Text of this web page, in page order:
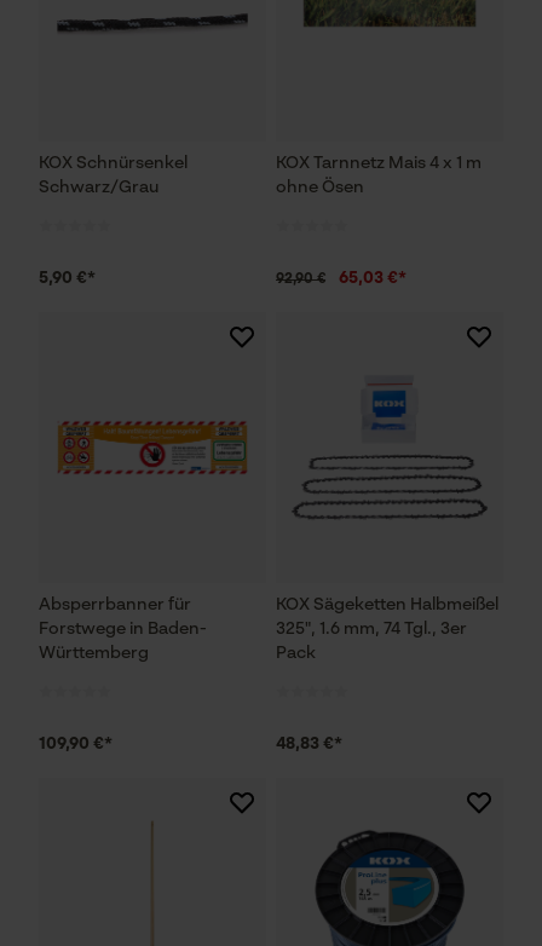
KOX Schnürsenkel
Schwarz/Grau
5,90 €*
KOX Tarnnetz Mais 4 x 1 m
ohne Ösen
92,90 € 65,03 €*
Absperrbanner für
Forstwege in Baden-
Württemberg
109,90 €*
KOX Sägeketten Halbmeißel
325", 1.6 mm, 74 Tgl., 3er
Pack
48,83 €*